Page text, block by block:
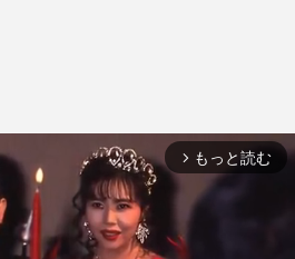
arrow_forward_ios もっと読む